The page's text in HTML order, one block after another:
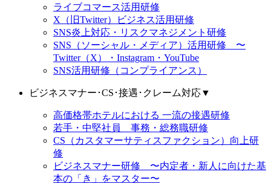
ライブコマース活用研修
X（旧Twitter）ビジネス活用研修
SNS炎上対応・リスクマネジメント研修
SNS（ソーシャル・メディア）活用研修 〜
Twitter（X）・Instagram・YouTube
SNS活用研修（コンプライアンス）
ビジネスマナー･CS･接遇･クレーム対応▼
高価格帯ホテルにおける 一流の接遇研修
若手・中堅社員 事務・総務職研修
CS（カスタマーサティスファクション）向上研
修
ビジネスマナー研修 〜内定者・新人に向けた基
本の「き」をマスター〜